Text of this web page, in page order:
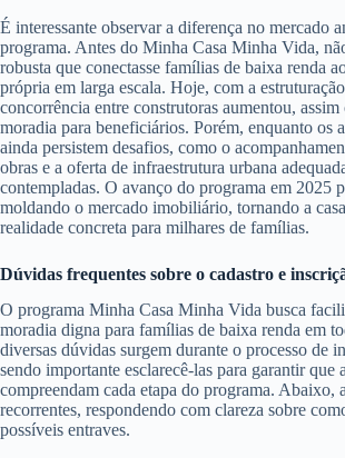
É interessante observar a diferença no mercado
programa. Antes do Minha Casa Minha Vida,
robusta que conectasse famílias de baixa renda
própria em larga escala. Hoje, com a
concorrência entre construtoras aumentou, assim
moradia para beneficiários. Porém, enquanto os
ainda persistem desafios, como o
obras e a oferta de infraestrutura urbana
contempladas. O avanço do programa em 2025
moldando o mercado imobiliário, tornando a
realidade concreta para milhares de famílias.
Dúvidas frequentes sobre o cadastro e
O programa Minha Casa Minha Vida busca
moradia digna para famílias de baixa renda em
diversas dúvidas surgem durante o processo de
sendo importante esclarecê-las para garantir que
compreendam cada etapa do programa. Abaixo,
recorrentes, respondendo com clareza sobre
possíveis entraves.